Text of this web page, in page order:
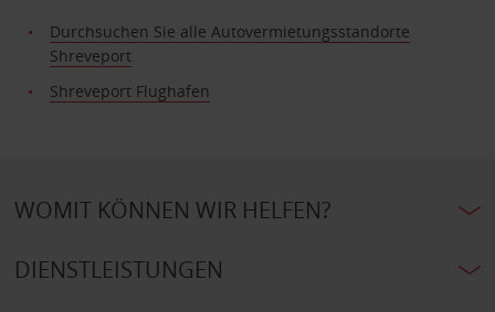
Durchsuchen Sie alle Autovermietungsstandorte
Shreveport
Shreveport Flughafen
WOMIT KÖNNEN WIR HELFEN?
DIENSTLEISTUNGEN